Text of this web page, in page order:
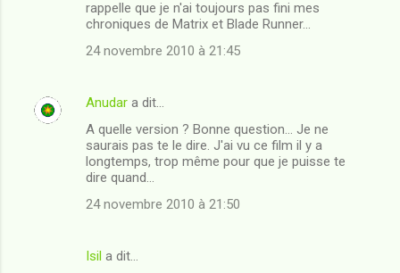
rappelle que je n'ai toujours pas fini mes
chroniques de Matrix et Blade Runner...
24 novembre 2010 à 21:45
Anudar a dit…
A quelle version ? Bonne question... Je ne
saurais pas te le dire. J'ai vu ce film il y a
longtemps, trop même pour que je puisse te
dire quand...
24 novembre 2010 à 21:50
Isil a dit…